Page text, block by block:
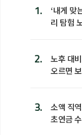
1.
‘내게 맞
리 탐험
2.
노후 대
오르면
3.
소액 직
초연금